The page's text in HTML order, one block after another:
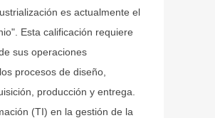
es actualmente el
Esta calificación requiere
sus operaciones
procesos de diseño,
producción y entrega.
(TI) en la gestión de la